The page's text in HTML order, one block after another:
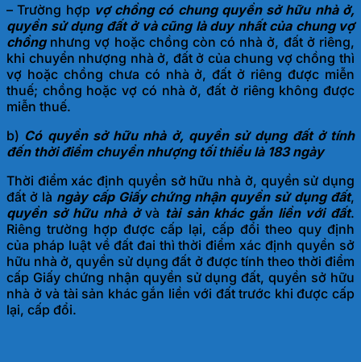
– Trường hợp vợ chồng có chung quyền sở hữu nhà ở,
quyền sử dụng đất ở và cũng là duy nhất của chung vợ
chồngnhưng vợ hoặc chồng còn có nhà ở, đất ở riêng,
khi chuyển nhượng nhà ở, đất ở của chung vợ chồng thì
vợ hoặc chồng chưa có nhà ở, đất ở riêng được miễn
thuế; chồng hoặc vợ có nhà ở, đất ở riêng không được
miễn thuế.
b) Có quyền sở hữu nhà ở, quyền sử dụng đất ở tính
đến thời điểm chuyển nhượng tối thiểu là 183 ngày
Thời điểm xác định quyền sở hữu nhà ở, quyền sử dụng
đất ở là ngày cấp Giấy chứng nhận quyền sử dụng đất,
quyền sở hữu nhà ởvà tài sản khác gắn liền với đất.
Riêng trường hợp được cấp lại, cấp đổi theo quy định
của pháp luật về đất đai thì thời điểm xác định quyền sở
hữu nhà ở, quyền sử dụng đất ở được tính theo thời điểm
cấp Giấy chứng nhận quyền sử dụng đất, quyền sở hữu
nhà ở và tài sản khác gắn liền với đất trước khi được cấp
lại, cấp đổi.